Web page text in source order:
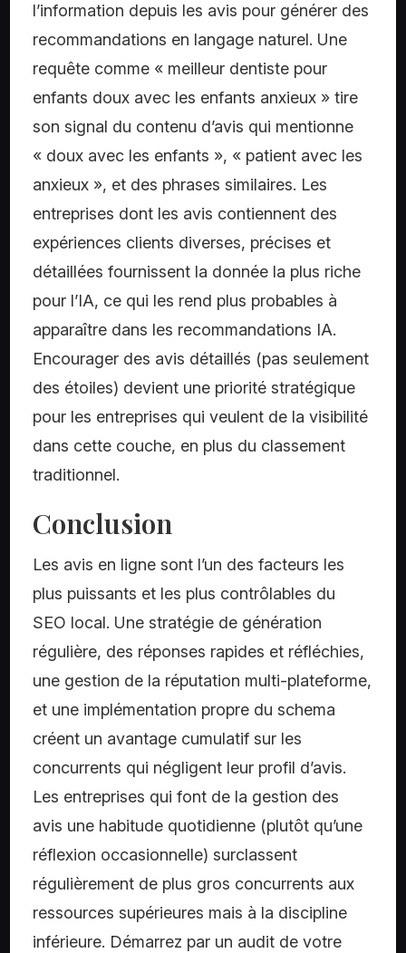
l’information depuis les avis pour générer des
recommandations en langage naturel. Une
requête comme « meilleur dentiste pour
enfants doux avec les enfants anxieux » tire
son signal du contenu d’avis qui mentionne
« doux avec les enfants », « patient avec les
anxieux », et des phrases similaires. Les
entreprises dont les avis contiennent des
expériences clients diverses, précises et
détaillées fournissent la donnée la plus riche
pour l’IA, ce qui les rend plus probables à
apparaître dans les recommandations IA.
Encourager des avis détaillés (pas seulement
des étoiles) devient une priorité stratégique
pour les entreprises qui veulent de la visibilité
dans cette couche, en plus du classement
traditionnel.
Conclusion
Les avis en ligne sont l’un des facteurs les
plus puissants et les plus contrôlables du
SEO local. Une stratégie de génération
régulière, des réponses rapides et réfléchies,
une gestion de la réputation multi-plateforme,
et une implémentation propre du schema
créent un avantage cumulatif sur les
concurrents qui négligent leur profil d’avis.
Les entreprises qui font de la gestion des
avis une habitude quotidienne (plutôt qu’une
réflexion occasionnelle) surclassent
régulièrement de plus gros concurrents aux
ressources supérieures mais à la discipline
inférieure. Démarrez par un audit de votre